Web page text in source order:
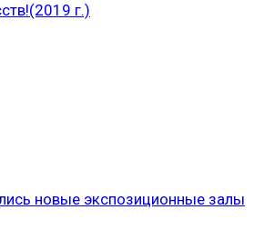
г.)
новые экспозиционные залы